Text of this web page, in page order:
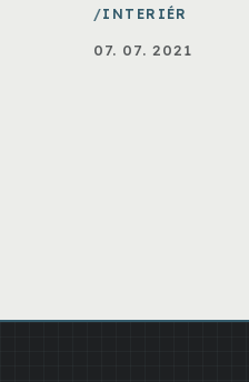
INTERIÉR
07. 07. 2021